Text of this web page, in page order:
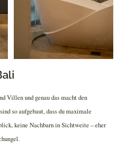
Villen und genau das macht den
so aufgebaut, dass du maximale
keine Nachbarn in Sichtweite – eher